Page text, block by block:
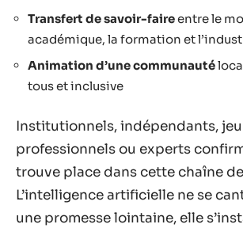
Transfert de savoir-faireentre le
académique, la formation et
Animation d’une communauté
tous et inclusive
Institutionnels, indépendants,
professionnels ou experts
trouve place dans cette chaîne
L’intelligence artificielle ne se
une promesse lointaine, elle